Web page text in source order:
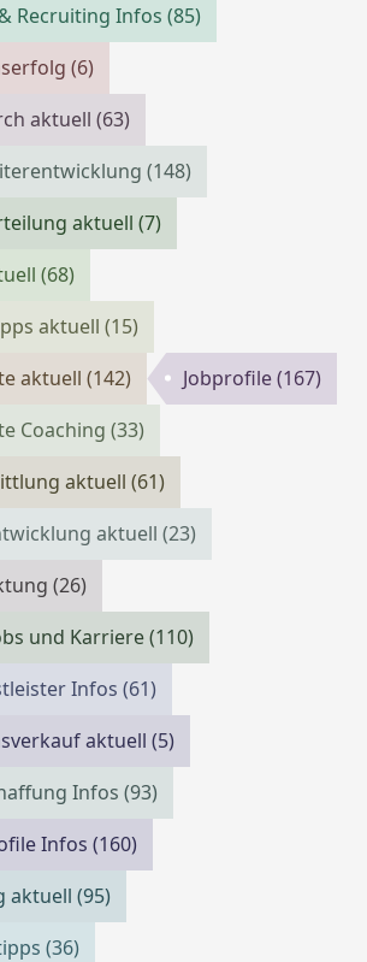
Recruiting Infos(85)
(6)
aktuell(63)
(148)
aktuell(7)
(68)
aktuell(15)
aktuell(142) Jobprofile(167)
Coaching(33)
aktuell(61)
aktuell(23)
(26)
und Karriere(110)
Infos(61)
aktuell(5)
Infos(93)
Infos(160)
aktuell(95)
(36)